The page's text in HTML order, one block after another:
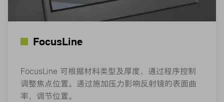
FocusLine
FocusLine 可根据材料类型及厚度，通过程序控制
调整焦点位置。通过施加压力影响反射镜的表面曲
率，调节位置。